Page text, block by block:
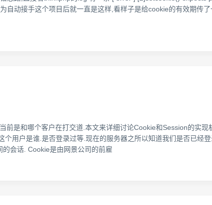
动接手这个项目后就一直是这样,看样子是给cookie的有效期传
是和哪个客户在打交道.本文来详细讨论Cookie和Session的实现
用户是谁.是否登录过等.现在的服务器之所以知道我们是否已经
会话. Cookie是由网景公司的前雇